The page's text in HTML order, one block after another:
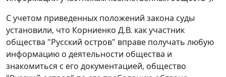
С учетом приведенных положений закона суды
установили, что Корниенко Д.В. как участник
общества "Русский остров" вправе получать любую
информацию о деятельности общества и
знакомиться с его документацией, общество